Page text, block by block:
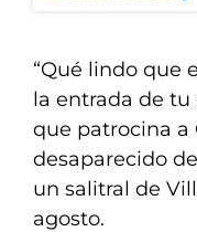
“Qué lindo que
la entrada de tu
que patrocina a
desaparecido
un salitral de
agosto.